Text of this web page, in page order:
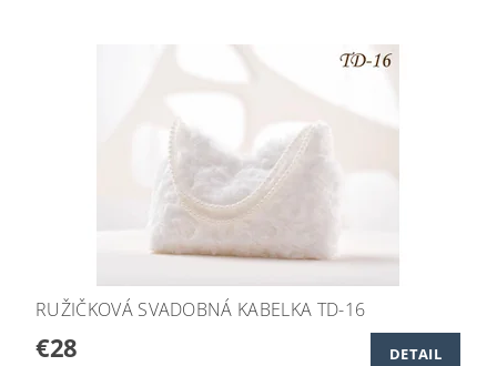
RUŽIČKOVÁ SVADOBNÁ KABELKA TD-16
€28 DETAIL